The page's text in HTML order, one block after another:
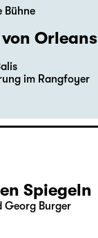
Bühne
Orleans
im Rangfoyer
Spiegeln
Georg Burger